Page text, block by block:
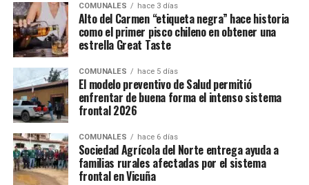
COMUNALES hace 3 días
Alto del Carmen “etiqueta negra” hace historia
como el primer pisco chileno en obtener una
estrella Great Taste
COMUNALES hace 5 días
El modelo preventivo de Salud permitió
enfrentar de buena forma el intenso sistema
frontal 2026
COMUNALES hace 6 días
Sociedad Agrícola del Norte entrega ayuda a
familias rurales afectadas por el sistema
frontal en Vicuña